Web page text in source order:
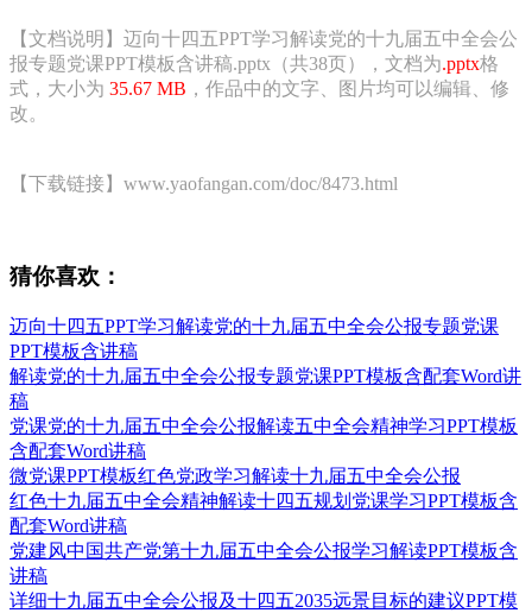
【文档说明】迈向十四五PPT学习解读党的十九届五中全会公
报专题党课PPT模板含讲稿.pptx（共38页），文档为.pptx格
式，大小为 35.67 MB ，作品中的文字、图片均可以编辑、修
改。
【下载链接】www.yaofangan.com/doc/8473.html
猜你喜欢：
迈向十四五PPT学习解读党的十九届五中全会公报专题党课
PPT模板含讲稿
解读党的十九届五中全会公报专题党课PPT模板含配套Word讲
稿
党课党的十九届五中全会公报解读五中全会精神学习PPT模板
含配套Word讲稿
微党课PPT模板红色党政学习解读十九届五中全会公报
红色十九届五中全会精神解读十四五规划党课学习PPT模板含
配套Word讲稿
党建风中国共产党第十九届五中全会公报学习解读PPT模板含
讲稿
详细十九届五中全会公报及十四五2035远景目标的建议PPT模